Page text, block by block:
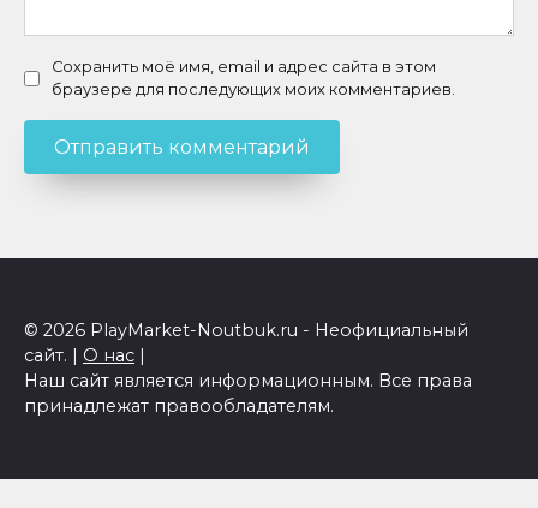
Сохранить моё имя, email и адрес сайта в этом
браузере для последующих моих комментариев.
© 2026 PlayMarket-Noutbuk.ru - Неофициальный
сайт. | О нас |
Наш сайт является информационным. Все права
принадлежат правообладателям.